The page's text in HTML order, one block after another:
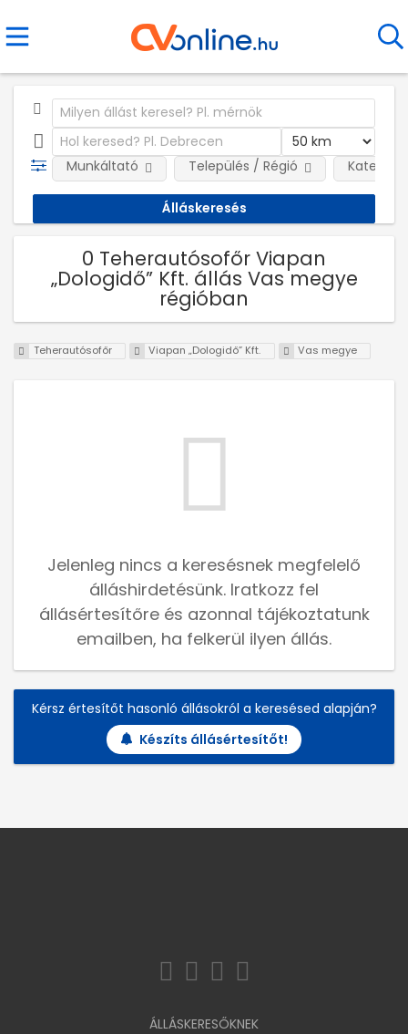
Munkáltató Település / Régió
0 Teherautósofőr Viapan
„Dologidő” Kft. állás Vas megye
régióban
Teherautósofőr Viapan „Dologidő” Kft. Vas megye
Jelenleg nincs a keresésnek megfelelő
álláshirdetésünk. Iratkozz fel
állásértesítőre és azonnal tájékoztatunk
emailben, ha felkerül ilyen állás.
Kérsz értesítőt hasonló állásokról a keresésed alapján?
Készíts állásértesítőt!
ÁLLÁSKERESŐKNEK